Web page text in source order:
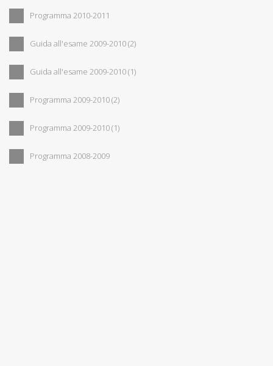
Programma 2010-2011
Guida all'esame 2009-2010 (2)
Guida all'esame 2009-2010 (1)
Programma 2009-2010 (2)
Programma 2009-2010 (1)
Programma 2008-2009